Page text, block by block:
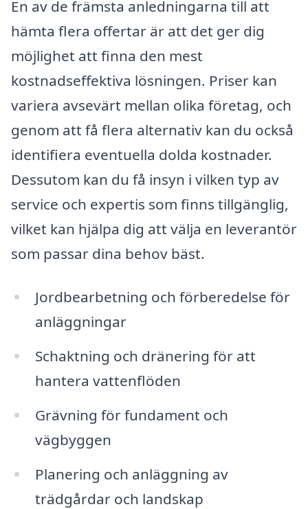
En av de främsta anledningarna till att
hämta flera offertar är att det ger dig
möjlighet att finna den mest
kostnadseffektiva lösningen. Priser kan
variera avsevärt mellan olika företag, och
genom att få flera alternativ kan du också
identifiera eventuella dolda kostnader.
Dessutom kan du få insyn i vilken typ av
service och expertis som finns tillgänglig,
vilket kan hjälpa dig att välja en leverantör
som passar dina behov bäst.
Jordbearbetning och förberedelse för
anläggningar
Schaktning och dränering för att
hantera vattenflöden
Grävning för fundament och
vägbyggen
Planering och anläggning av
trädgårdar och landskap